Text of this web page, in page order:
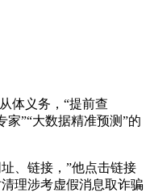
体义务，“提前查
”“大数据精准预测”的
、链接，”他点击链接
理涉考虚假消息取诈骗